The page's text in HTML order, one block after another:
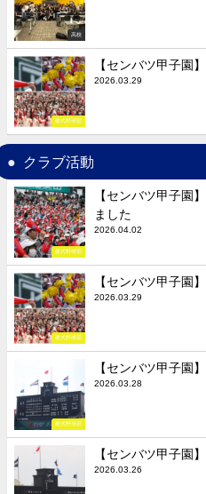
高校
硬式野球部
【センバツ甲子園
2026.03.29
クラブ活動
硬式野球部
【センバツ甲子園
ました
2026.04.02
硬式野球部
【センバツ甲子園
2026.03.29
硬式野球部
【センバツ甲子園
2026.03.28
【センバツ甲子園
2026.03.26